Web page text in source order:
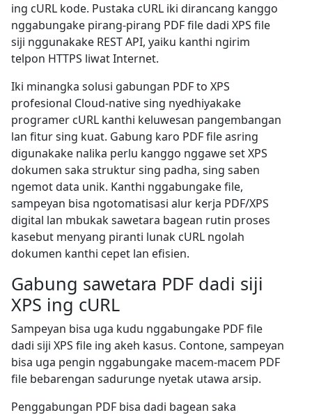
ing cURL kode. Pustaka cURL iki dirancang kanggo
nggabungake pirang-pirang PDF file dadi XPS file
siji nggunakake REST API, yaiku kanthi ngirim
telpon HTTPS liwat Internet.
Iki minangka solusi gabungan PDF to XPS
profesional Cloud-native sing nyedhiyakake
programer cURL kanthi keluwesan pangembangan
lan fitur sing kuat. Gabung karo PDF file asring
digunakake nalika perlu kanggo nggawe set XPS
dokumen saka struktur sing padha, sing saben
ngemot data unik. Kanthi nggabungake file,
sampeyan bisa ngotomatisasi alur kerja PDF/XPS
digital lan mbukak sawetara bagean rutin proses
kasebut menyang piranti lunak cURL ngolah
dokumen kanthi cepet lan efisien.
Gabung sawetara PDF dadi siji
XPS ing cURL
Sampeyan bisa uga kudu nggabungake PDF file
dadi siji XPS file ing akeh kasus. Contone, sampeyan
bisa uga pengin nggabungake macem-macem PDF
file bebarengan sadurunge nyetak utawa arsip.
Penggabungan PDF bisa dadi bagean saka